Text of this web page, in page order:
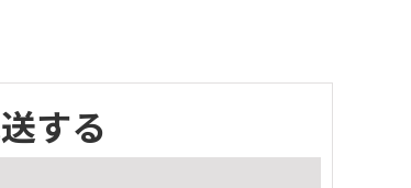
する